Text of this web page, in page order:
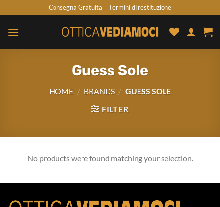
to
content
Consegna Gratuita Termini di restituzione
Guess Sole
HOME / BRANDS / GUESS SOLE
FILTER
No products were found matching your selection.